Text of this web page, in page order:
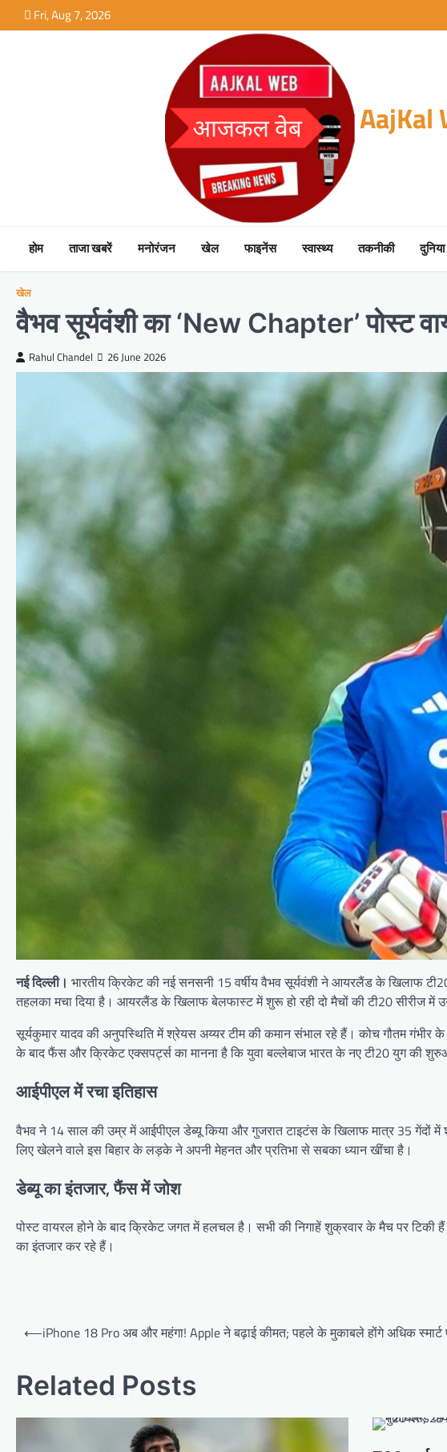
to
Fri, Aug 7, 2026
AajKal
होम ताजा खबरें मनोरंजन खेल फाइनेंस स्वास्थ्य तकनीकी दुनिया
खेल
वैभव सूर्यवंशी का ‘New Chapter’ पोस्ट
Rahul Chandel 26 June 2026
नई दिल्ली। भारतीय क्रिकेट की नई सनसनी 15 वर्षीय वैभव सूर्यवंशी ने आयरलैंड के खिलाफ
तहलका मचा दिया है। आयरलैंड के खिलाफ बेलफास्ट में शुरू हो रही दो मैचों की टी20 सीरीज में
सूर्यकुमार यादव की अनुपस्थिति में श्रेयस अय्यर टीम की कमान संभाल रहे हैं। कोच गौतम
के बाद फैंस और क्रिकेट एक्सपर्ट्स का मानना है कि युवा बल्लेबाज भारत के नए टी20 युग की
आईपीएल में रचा इतिहास
वैभव ने 14 साल की उम्र में आईपीएल डेब्यू किया और गुजरात टाइटंस के खिलाफ मात्र 35 गेंदों
लिए खेलने वाले इस बिहार के लड़के ने अपनी मेहनत और प्रतिभा से सबका ध्यान खींचा है।
डेब्यू का इंतजार, फैंस में जोश
पोस्ट वायरल होने के बाद क्रिकेट जगत में हलचल है। सभी की निगाहें शुक्रवार के मैच पर टिकी
का इंतजार कर रहे हैं।
Post
⟵iPhone 18 Pro अब और महंगा! Apple ने बढ़ाई कीमत; पहले के मुकाबले होंगे अधिक स्मार्ट
Related Posts